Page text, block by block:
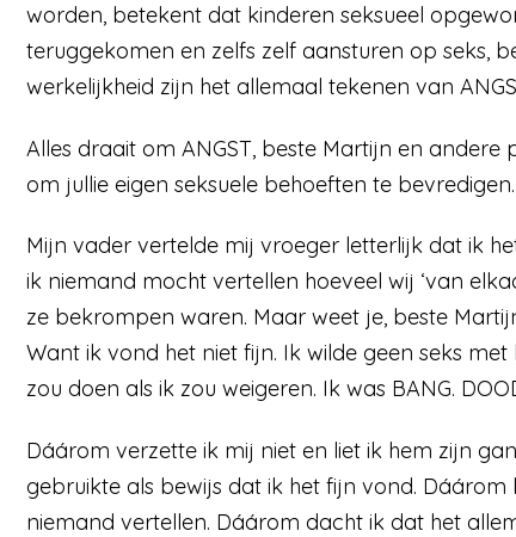
worden, betekent dat kinderen seksueel
teruggekomen en zelfs zelf aansturen op seks,
werkelijkheid zijn het allemaal tekenen van
Alles draait om ANGST, beste Martijn en
om jullie eigen seksuele behoeften te bevredigen.
Mijn vader vertelde mij vroeger letterlijk dat ik
ik niemand mocht vertellen hoeveel wij ‘van
ze bekrompen waren. Maar weet je, beste
Want ik vond het niet fijn. Ik wilde geen seks
zou doen als ik zou weigeren. Ik was BANG.
Dáárom verzette ik mij niet en liet ik hem zijn
gebruikte als bewijs dat ik het fijn vond.
niemand vertellen. Dáárom dacht ik dat het